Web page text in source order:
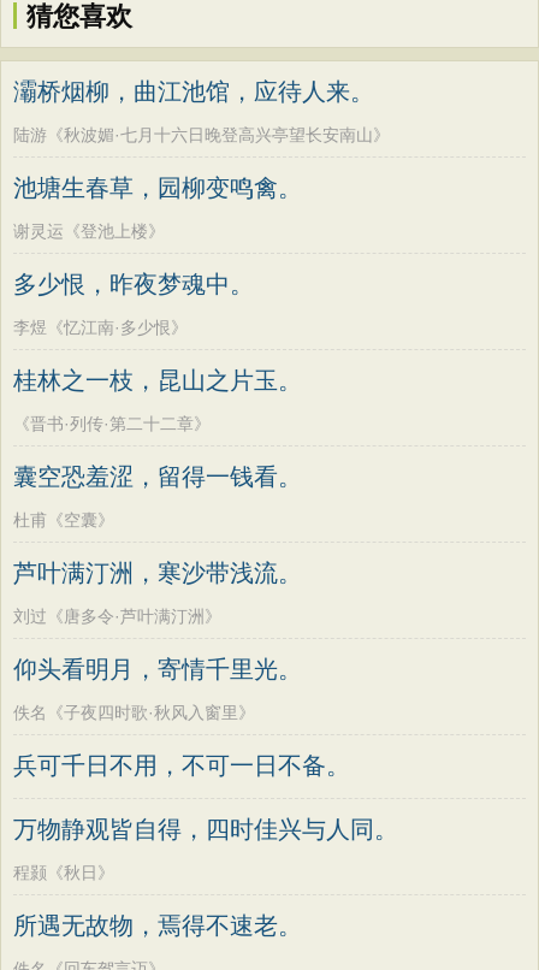
猜您喜欢
灞桥烟柳，曲江池馆，应待人来。
陆游《秋波媚·七月十六日晚登高兴亭望长安南山》
池塘生春草，园柳变鸣禽。
谢灵运《登池上楼》
多少恨，昨夜梦魂中。
李煜《忆江南·多少恨》
桂林之一枝，昆山之片玉。
《晋书·列传·第二十二章》
囊空恐羞涩，留得一钱看。
杜甫《空囊》
芦叶满汀洲，寒沙带浅流。
刘过《唐多令·芦叶满汀洲》
仰头看明月，寄情千里光。
佚名《子夜四时歌·秋风入窗里》
兵可千日不用，不可一日不备。
万物静观皆自得，四时佳兴与人同。
程颢《秋日》
所遇无故物，焉得不速老。